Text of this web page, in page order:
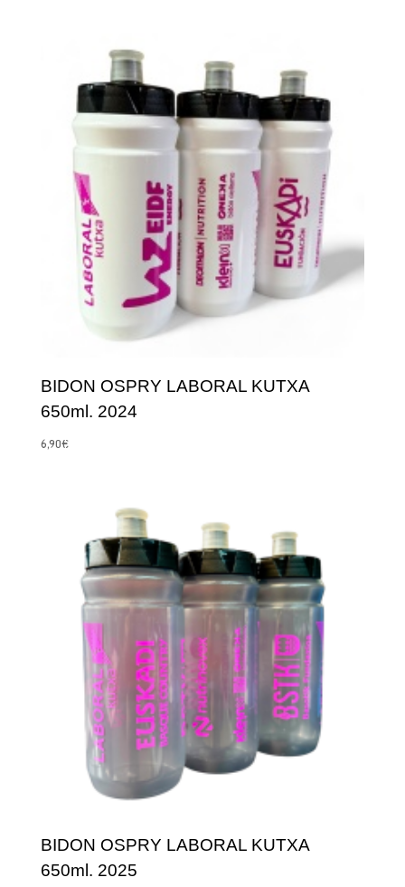
BIDON OSPRY LABORAL KUTXA
650ml. 2024
6,90€
BIDON OSPRY LABORAL KUTXA
650ml. 2025